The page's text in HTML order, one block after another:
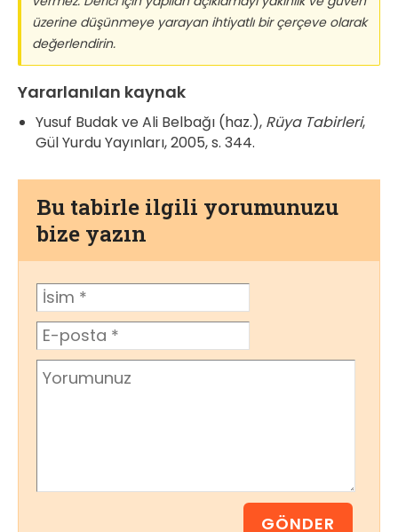
üzerine düşünmeye yarayan ihtiyatlı bir çerçeve olarak
değerlendirin.
Yararlanılan kaynak
Yusuf Budak ve Ali Belbağı (haz.), Rüya Tabirleri,
Gül Yurdu Yayınları, 2005, s. 344.
Bu tabirle ilgili yorumunuzu
bize yazın